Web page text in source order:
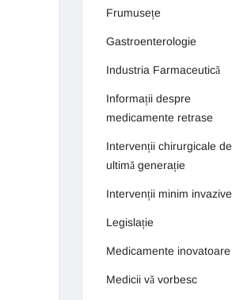
Frumusețe
Gastroenterologie
Industria Farmaceutică
Informații despre
medicamente retrase
Intervenții chirurgicale de
ultimă generație
Intervenții minim invazive
Legislație
Medicamente inovatoare
Medicii vă vorbesc